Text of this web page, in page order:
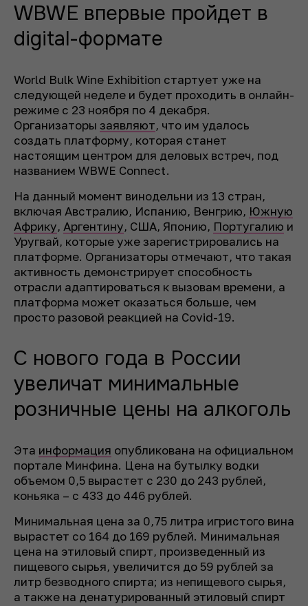
WBWE впервые пройдет в
digital-формате
World Bulk Wine Exhibition стартует уже на
следующей неделе и будет проходить в онлайн-
режиме с 23 ноября по 4 декабря.
Организаторы заявляют, что им удалось
создать платформу, которая станет
настоящим центром для деловых встреч, под
названием WBWE Connect.
На данный момент винодельни из 13 стран,
включая Австралию, Испанию, Венгрию, Южную
Африку, Аргентину, США, Японию, Португалию и
Уругвай, которые уже зарегистрировались на
платформе. Организаторы отмечают, что такая
активность демонстрирует способность
отрасли адаптироваться к вызовам времени, а
платформа может оказаться больше, чем
просто разовой реакцией на Covid-19.
С нового года в России
увеличат минимальные
розничные цены на алкоголь
Эта информация опубликована на официальном
портале Минфина. Цена на бутылку водки
объемом 0,5 вырастет с 230 до 243 рублей,
коньяка – с 433 до 446 рублей.
Минимальная цена за 0,75 литра игристого вина
вырастет со 164 до 169 рублей. Минимальная
цена на этиловый спирт, произведенный из
пищевого сырья, увеличится до 59 рублей за
литр безводного спирта; из непищевого сырья,
а также на денатурированный этиловый спирт